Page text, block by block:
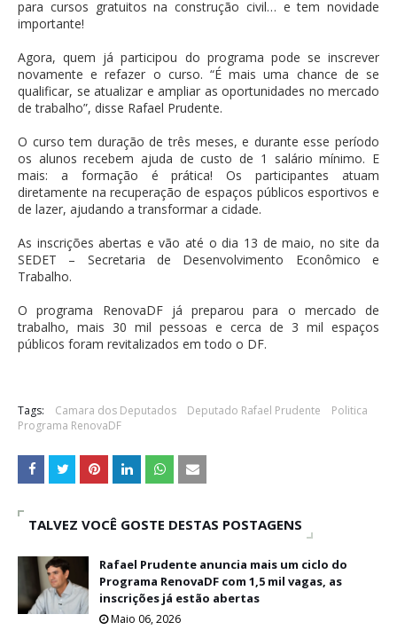
para cursos gratuitos na construção civil… e tem novidade
importante!
Agora, quem já participou do programa pode se inscrever
novamente e refazer o curso. “É mais uma chance de se
qualificar, se atualizar e ampliar as oportunidades no mercado
de trabalho”, disse Rafael Prudente.
O curso tem duração de três meses, e durante esse período
os alunos recebem ajuda de custo de 1 salário mínimo. E
mais: a formação é prática! Os participantes atuam
diretamente na recuperação de espaços públicos esportivos e
de lazer, ajudando a transformar a cidade.
As inscrições abertas e vão até o dia 13 de maio, no site da
SEDET – Secretaria de Desenvolvimento Econômico e
Trabalho.
O programa RenovaDF já preparou para o mercado de
trabalho, mais 30 mil pessoas e cerca de 3 mil espaços
públicos foram revitalizados em todo o DF.
Tags: Camara dos Deputados Deputado Rafael Prudente
Politica
Programa RenovaDF
TALVEZ VOCÊ GOSTE DESTAS POSTAGENS
Rafael Prudente anuncia mais um ciclo do
Programa RenovaDF com 1,5 mil vagas, as
inscrições já estão abertas
Maio 06, 2026